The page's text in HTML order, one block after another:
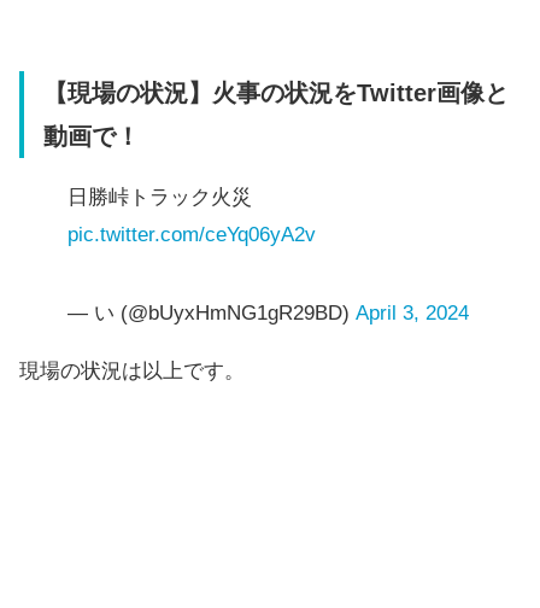
【現場の状況】火事の状況をTwitter画像と
動画で！
日勝峠トラック火災
pic.twitter.com/ceYq06yA2v
— い (@bUyxHmNG1gR29BD) April 3, 2024
現場の状況は以上です。